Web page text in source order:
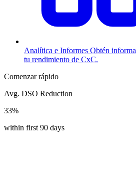
Analítica e Informes Obtén
tu rendimiento de CxC.
Comenzar rápido
Avg. DSO Reduction
33%
within first 90 days